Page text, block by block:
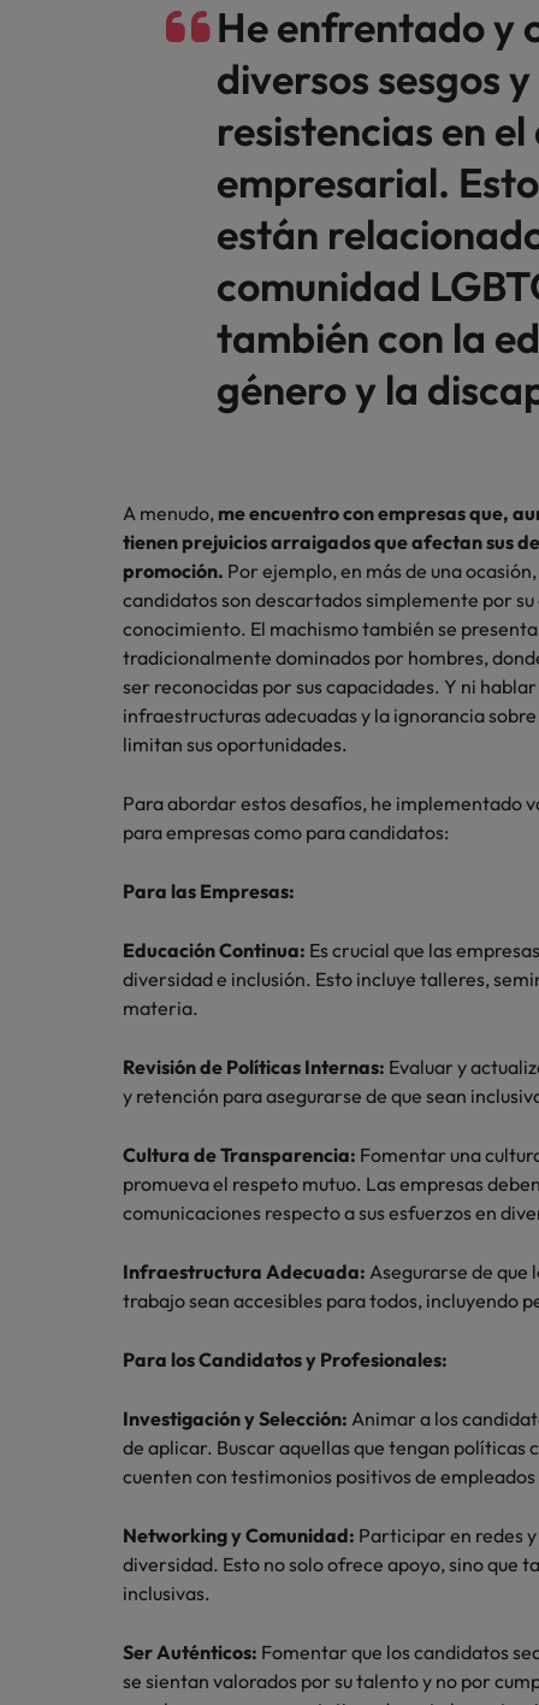
He enfrentado y
diversos sesgos y
resistencias en
empresarial.
están
comunidad
también con la
género y la
A menudo, me encuentro con empresas que,
tienen prejuicios arraigados que afectan sus
promoción. Por ejemplo, en más de una
candidatos son descartados simplemente por
conocimiento. El machismo también se
tradicionalmente dominados por hombres,
ser reconocidas por sus capacidades. Y ni
infraestructuras adecuadas y la ignorancia
limitan sus oportunidades.
Para abordar estos desafíos, he implementado
para empresas como para candidatos:
Para las Empresas:
Educación Continua: Es crucial que las
diversidad e inclusión. Esto incluye talleres,
materia.
Revisión de Políticas Internas: Evaluar y
y retención para asegurarse de que sean
Cultura de Transparencia: Fomentar una
promueva el respeto mutuo. Las empresas
comunicaciones respecto a sus esfuerzos en
Infraestructura Adecuada: Asegurarse de que
trabajo sean accesibles para todos, incluyendo
Para los Candidatos y Profesionales:
Investigación y Selección: Animar a los
de aplicar. Buscar aquellas que tengan políticas
cuenten con testimonios positivos de
Networking y Comunidad: Participar en redes
diversidad. Esto no solo ofrece apoyo, sino que
inclusivas.
Ser Auténticos: Fomentar que los candidatos
se sientan valorados por su talento y no por